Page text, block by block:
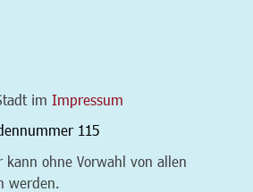
im Impressum
115
kann ohne Vorwahl von allen
werden.